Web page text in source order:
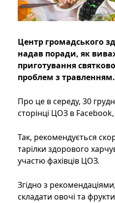
Центр громадського
надав поради, як
приготування
проблем з травленням.
Про це в середу, 30
сторінці ЦОЗ в
Так, рекомендується
тарілки здорового
участю фахівців ЦОЗ.
Згідно з
складати овочі та